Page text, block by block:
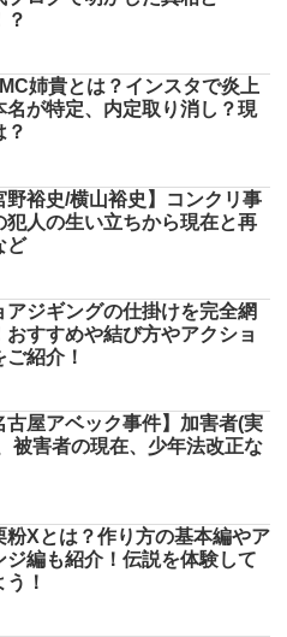
？
姉貴とは？インスタで炎上
名が特定、内定取り消し？現
？
野裕史/横山裕史】コンクリ事
犯人の生い立ちから現在と再
ど
アジギングの仕掛けを完全網
おすすめや結び方やアクショ
ご紹介！
古屋アベック事件】加害者(実
被害者の現在、少年法改正な
粉Xとは？作り方の基本編やア
ジ編も紹介！伝説を体験して
！